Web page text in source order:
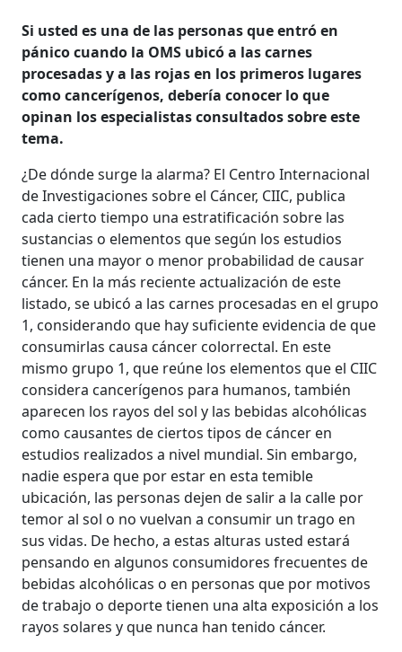
Si usted es una de las personas que entró en
pánico cuando la OMS ubicó a las carnes
procesadas y a las rojas en los primeros lugares
como cancerígenos, debería conocer lo que
opinan los especialistas consultados sobre este
tema.
¿De dónde surge la alarma? El Centro Internacional
de Investigaciones sobre el Cáncer, CIIC, publica
cada cierto tiempo una estratificación sobre las
sustancias o elementos que según los estudios
tienen una mayor o menor probabilidad de causar
cáncer. En la más reciente actualización de este
listado, se ubicó a las carnes procesadas en el grupo
1, considerando que hay suficiente evidencia de que
consumirlas causa cáncer colorrectal. En este
mismo grupo 1, que reúne los elementos que el CIIC
considera cancerígenos para humanos, también
aparecen los rayos del sol y las bebidas alcohólicas
como causantes de ciertos tipos de cáncer en
estudios realizados a nivel mundial. Sin embargo,
nadie espera que por estar en esta temible
ubicación, las personas dejen de salir a la calle por
temor al sol o no vuelvan a consumir un trago en
sus vidas. De hecho, a estas alturas usted estará
pensando en algunos consumidores frecuentes de
bebidas alcohólicas o en personas que por motivos
de trabajo o deporte tienen una alta exposición a los
rayos solares y que nunca han tenido cáncer.